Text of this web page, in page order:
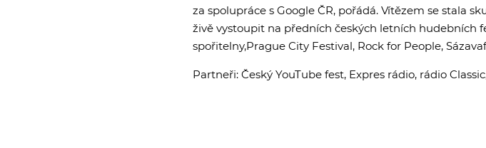
za spolupráce s Google ČR, pořádá. Vítězem se stala
živě vystoupit na předních českých letních hudebních
spořitelny,Prague City Festival, Rock for People,
Partneři: Český YouTube fest, Expres rádio, rádio